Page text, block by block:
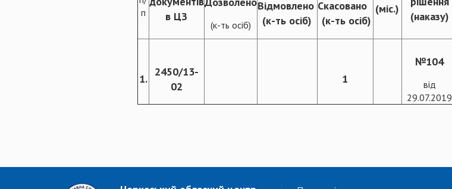
п
в ЦЗ
(міс.)
(наказу)
(к-ть осіб)
Відмовлено
(к-ть осіб)
Скасовано
(к-ть осіб)
1.
2450/13-
02
1
№104
від
29.07.2019